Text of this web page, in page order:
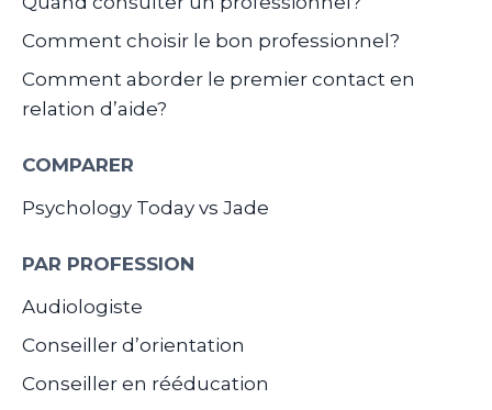
Comment choisir le bon professionnel?
Comment aborder le premier contact en
relation d’aide?
COMPARER
Psychology Today vs Jade
PAR PROFESSION
Audiologiste
Conseiller d’orientation
Conseiller en rééducation